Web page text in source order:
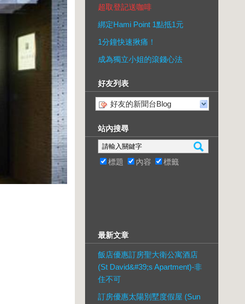
超取登記送咖啡
綁定Hami Point 1點抵1元
1分鐘快速揪痛！
成為獨立小姐的滾錢心法
好友列表
好友的新聞台Blog
站內搜尋
標題 內容 標籤
最新文章
飯店優惠訂房聖大衛公寓酒店
(St David&#39;s Apartment)-非
住不可
訂房優惠太陽別墅度假屋 (Sun